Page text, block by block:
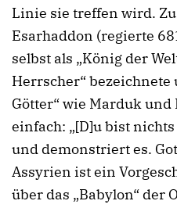
Linie sie treffen wird.
Esarhaddon (regierte
selbst als „König der
Herrscher“ bezeichnete
Götter“ wie Marduk und
einfach: „[D]u bist
und demonstriert es.
Assyrien ist ein
über das „Babylon“ der